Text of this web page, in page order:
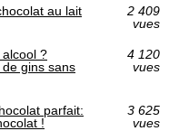
au lait
2 409
vues
?
gins sans
4 120
vues
parfait:
!
3 625
vues